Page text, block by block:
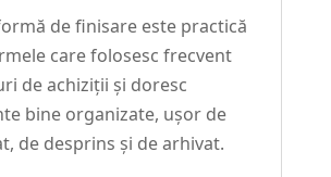
de finisare este practică
care folosesc frecvent
de achiziții și doresc
bine organizate, ușor de
de desprins și de arhivat.